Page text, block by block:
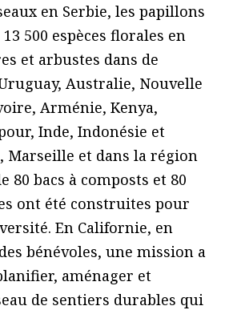
en Serbie, les papillons
500 espèces florales en
et arbustes dans de
Australie, Nouvelle
Arménie, Kenya,
Inde, Indonésie et
Marseille et dans la région
80 bacs à composts et 80
ont été construites pour
En Californie, en
bénévoles, une mission a
aménager et
de sentiers durables qui